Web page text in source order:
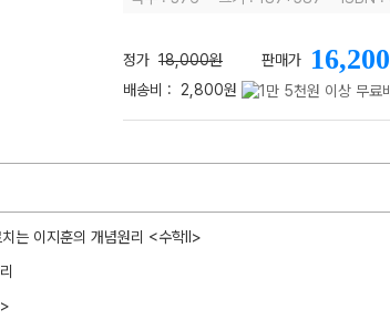
메가스터디
정가 18,000원 판매가 16,200
배송비 : 2,800원
는 이지훈의 개념원리 <수학ll>